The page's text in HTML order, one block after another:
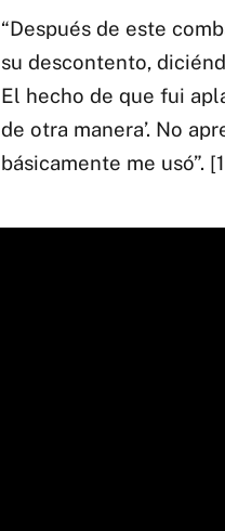
“Después de este
su descontento,
El hecho de que fui
de otra manera’. No
básicamente me usó”.